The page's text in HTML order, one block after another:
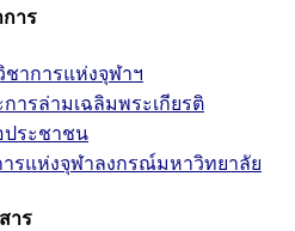
าร
าการแห่งจุฬาฯ
ารล่ามเฉลิมพระเกียรติ
ประชาชน
รแห่งจุฬาลงกรณ์มหาวิทยาลัย
าร